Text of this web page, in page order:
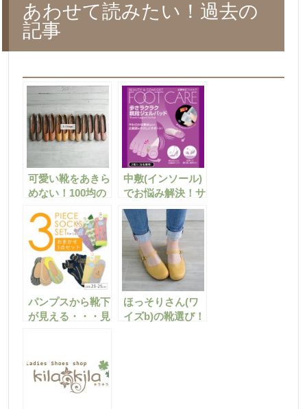
あわせて読みたい！過去の
記事
可愛い靴をあきら
めない！100均の
のトラブルを改善
中敷(インソール)
でお悩み解決！サ
イズの合わない靴
の調整方法を教え
ます！
パンプスから靴下
が見える・・・見
紹介
ほっそりさん(ワ
イズb)の靴選び！